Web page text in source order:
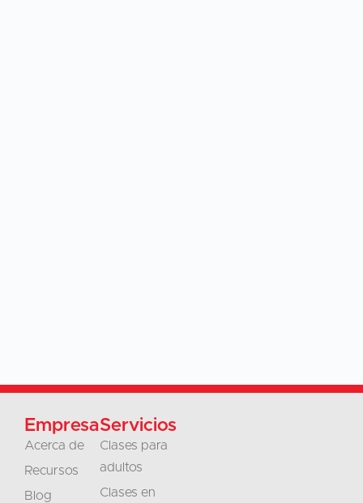
Empresa
Acerca de
Recursos
Blog
Servicios
Clases para
adultos
Clases en